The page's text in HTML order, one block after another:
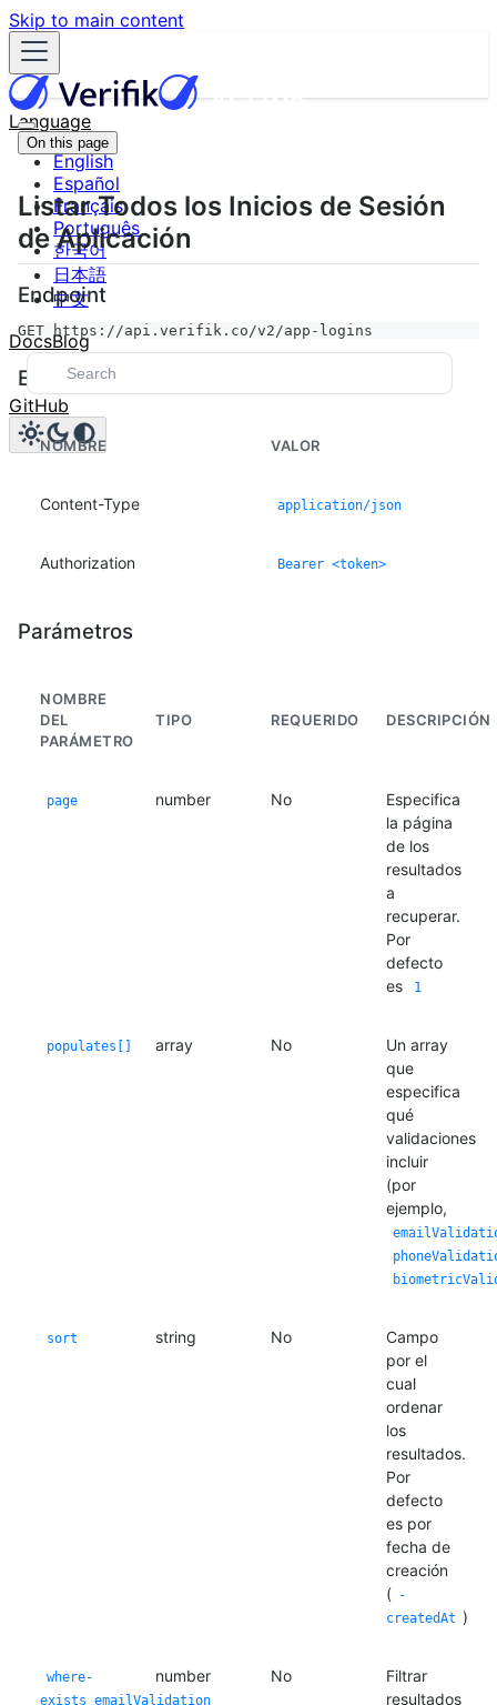
Skip to main content
Language
English
Español
Français
Português
한국어
日本語
中文
DocsBlog
GitHub
On this page
Listar Todos los Inicios de Sesión
de Aplicación
Endpoint
GET https://api.verifik.co/v2/app-logins
Encabezados
NOMBRE VALOR
Content-Type application/json
Authorization Bearer <token>
Parámetros
NOMBRE
DEL
PARÁMETRO
TIPO REQUERIDO DESCRIPCIÓN
page number No
Especifica
la página
de los
resultados
a
recuperar.
Por
defecto
es
1
populates[] array No
Un array
que
especifica
qué
validaciones
incluir
(por
ejemplo,
sort string No
Campo
por el
cual
ordenar
los
resultados.
Por
defecto
es por
fecha de
creación
( -
createdAt )
where-
exists_emailValidation
number No
Filtrar
resultados